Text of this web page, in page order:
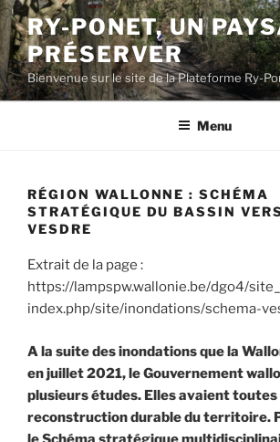
Aller
au
contenu
principal
RY-PONET, UN
PRÉSERVER
Bienvenue sur le site de la Plateforme Ry-
Menu
RÉGION WALLONNE : SCHÉMA
STRATÉGIQUE DU BASSIN
VESDRE
Extrait de la page :
https://lampspw.wallonie.be/dgo4/
index.php/site/inondations/schema-
A la suite des inondations que la
en juillet 2021, le Gouvernement
plusieurs études. Elles avaient toutes
reconstruction durable du territoire.